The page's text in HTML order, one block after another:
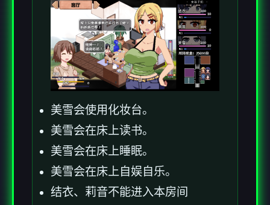
美雪会使用化妆台。
美雪会在床上读书。
美雪会在床上睡眠。
美雪会在床上自娱自乐。
结衣、莉音不能进入本房间